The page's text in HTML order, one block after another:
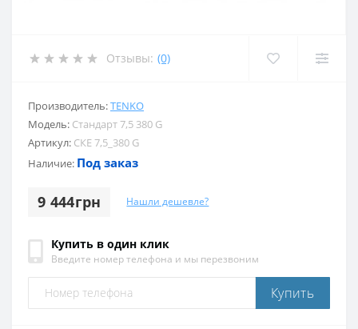
Отзывы: (0)
Производитель:TENKO
Модель: Стандарт 7,5 380 G
Артикул: СКЕ 7,5_380 G
Наличие: Под заказ
9 444грн Нашли дешевле?
Купить в один клик
Введите номер телефона и мы перезвоним
Купить